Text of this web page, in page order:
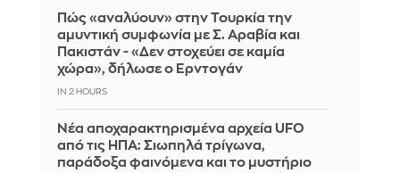
Πώς «αναλύουν» στην Τουρκία την
αμυντική συμφωνία με Σ. Αραβία και
Πακιστάν - «Δεν στοχεύει σε καμία
χώρα», δήλωσε ο Ερντογάν
IN 2 HOURS
Νέα αποχαρακτηρισμένα αρχεία UFO
από τις ΗΠΑ: Σιωπηλά τρίγωνα,
παράδοξα φαινόμενα και το μυστήριο